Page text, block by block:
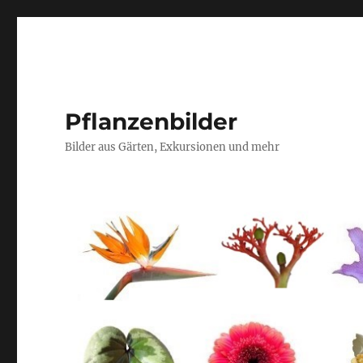
Pflanzenbilder
Bilder aus Gärten, Exkursionen und mehr